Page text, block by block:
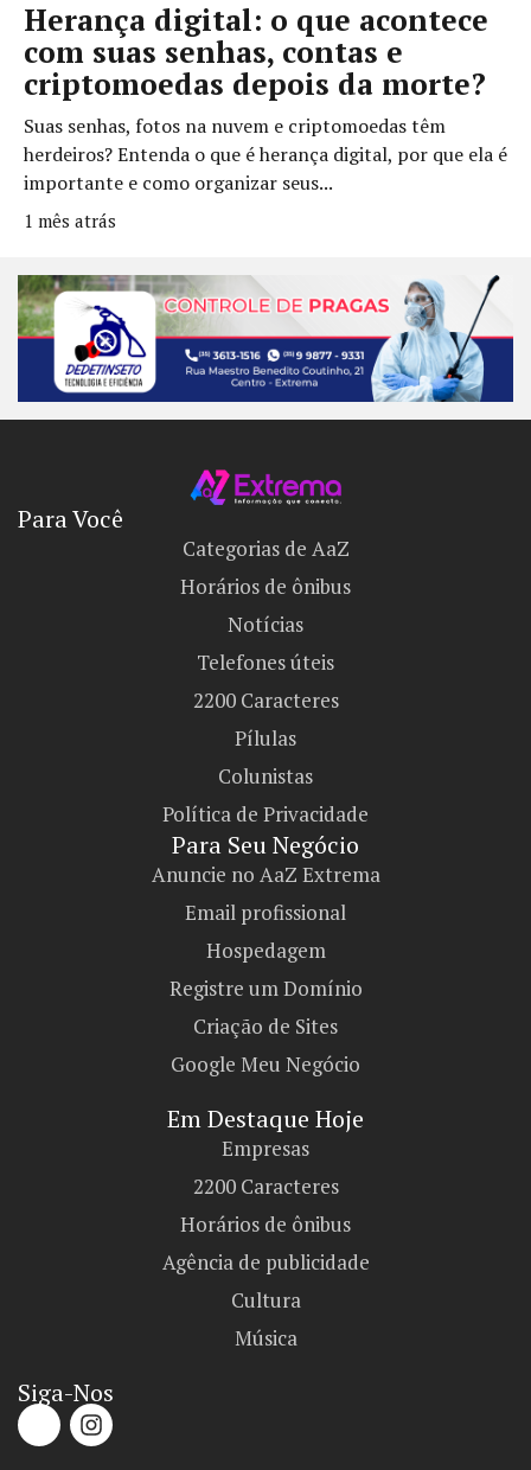
Herança digital: o que acontece
com suas senhas, contas e
criptomoedas depois da morte?
Suas senhas, fotos na nuvem e criptomoedas têm
herdeiros? Entenda o que é herança digital, por que ela é
importante e como organizar seus...
1 mês atrás
Para Você
Categorias de AaZ
Horários de ônibus
Notícias
Telefones úteis
2200 Caracteres
Pílulas
Colunistas
Política de Privacidade
Para Seu Negócio​
Anuncie no AaZ Extrema
Email profissional
Hospedagem
Registre um Domínio
Criação de Sites
Google Meu Negócio
Em Destaque Hoje
Empresas
2200 Caracteres
Horários de ônibus
Agência de publicidade
Cultura
Música
Siga-Nos